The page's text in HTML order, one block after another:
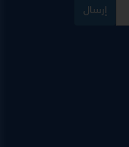
إرسال